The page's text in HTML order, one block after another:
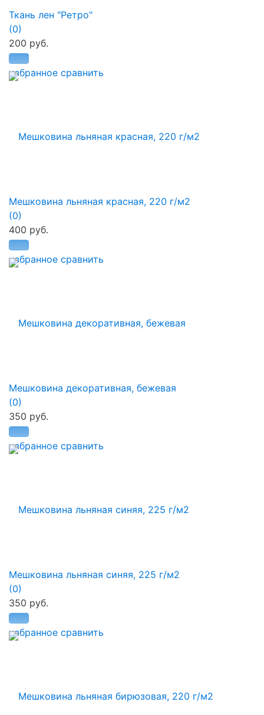
избранное сравнить
Ткань лен "Ретро"
(0)
200 руб.
избранное сравнить
Мешковина льняная красная, 220 г/м2
(0)
400 руб.
избранное сравнить
Мешковина декоративная, бежевая
(0)
350 руб.
избранное сравнить
Мешковина льняная синяя, 225 г/м2
(0)
350 руб.